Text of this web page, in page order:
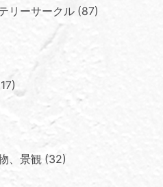
リーサークル 87
、景観 32